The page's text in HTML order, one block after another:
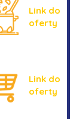
Link do
oferty
Link do
oferty